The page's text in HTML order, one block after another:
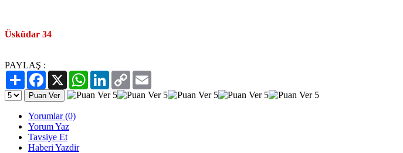
Üsküdar 34
PAYLAŞ :
PaylaşFacebook
X WhatsAppLinkedIn
Copy
Link
Yorumlar (0)
Yorum Yaz
Tavsiye Et
Haberi Yazdir